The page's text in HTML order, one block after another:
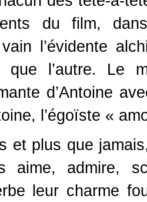
du film,
l’évidente
que l’autre. Le
d’Antoine
l’égoïste «
et plus que
aime, admire,
leur charme